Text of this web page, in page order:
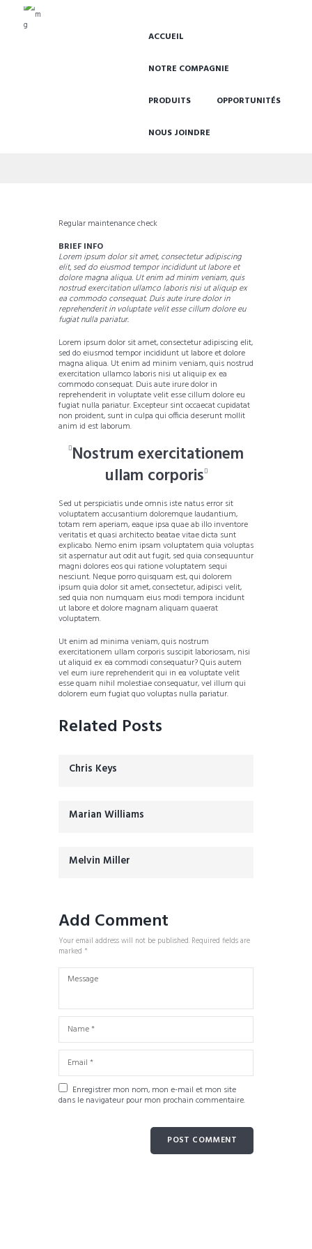
ACCUEIL
NOTRE COMPAGNIE
PRODUITS OPPORTUNITÉS
NOUS JOINDRE
Regular maintenance check
BRIEF INFO
Lorem ipsum dolor sit amet, consectetur adipiscing
elit, sed do eiusmod tempor incididunt ut labore et
dolore magna aliqua. Ut enim ad minim veniam, quis
nostrud exercitation ullamco laboris nisi ut aliquip ex
ea commodo consequat. Duis aute irure dolor in
reprehenderit in voluptate velit esse cillum dolore eu
fugiat nulla pariatur.
Lorem ipsum dolor sit amet, consectetur adipiscing elit,
sed do eiusmod tempor incididunt ut labore et dolore
magna aliqua. Ut enim ad minim veniam, quis nostrud
exercitation ullamco laboris nisi ut aliquip ex ea
commodo consequat. Duis aute irure dolor in
reprehenderit in voluptate velit esse cillum dolore eu
fugiat nulla pariatur. Excepteur sint occaecat cupidatat
non proident, sunt in culpa qui officia deserunt mollit
anim id est laborum.
Nostrum exercitationem
ullam corporis
Sed ut perspiciatis unde omnis iste natus error sit
voluptatem accusantium doloremque laudantium,
totam rem aperiam, eaque ipsa quae ab illo inventore
veritatis et quasi architecto beatae vitae dicta sunt
explicabo. Nemo enim ipsam voluptatem quia voluptas
sit aspernatur aut odit aut fugit, sed quia consequuntur
magni dolores eos qui ratione voluptatem sequi
nesciunt. Neque porro quisquam est, qui dolorem
ipsum quia dolor sit amet, consectetur, adipisci velit,
sed quia non numquam eius modi tempora incidunt
ut labore et dolore magnam aliquam quaerat
voluptatem.
Ut enim ad minima veniam, quis nostrum
exercitationem ullam corporis suscipit laboriosam, nisi
ut aliquid ex ea commodi consequatur? Quis autem
vel eum iure reprehenderit qui in ea voluptate velit
esse quam nihil molestiae consequatur, vel illum qui
dolorem eum fugiat quo voluptas nulla pariatur.
Related Posts
Chris Keys
Marian Williams
Melvin Miller
Add Comment
Your email address will not be published. Required fields are
marked *
Enregistrer mon nom, mon e-mail et mon site
dans le navigateur pour mon prochain commentaire.